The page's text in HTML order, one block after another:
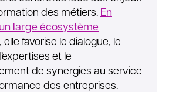
des métiers. En
large écosystème
elle favorise le dialogue, le
et le
de synergies au service
des entreprises.